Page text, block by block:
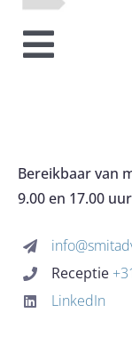
Toggle
KOSTEN
Bereikbaar van
9.00 en 17.00 uur
Receptie
LinkedIn